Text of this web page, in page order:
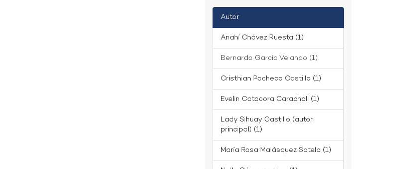
Autor
Anahí Chávez Ruesta (1)
Bernardo García Velando (1)
Cristhian Pacheco Castillo (1)
Evelin Catacora Caracholi (1)
Lady Sihuay Castillo (autor
principal) (1)
María Rosa Malásquez Sotelo (1)